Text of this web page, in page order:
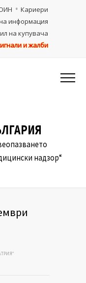
Кариери
информация
на купувача
и жалби
надзор“